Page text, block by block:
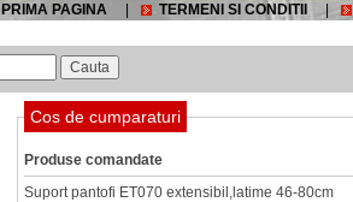
PRIMA PAGINA TERMENI SI CONDITII
Cos de cumparaturi
Produse comandate
Suport pantofi ET070 extensibil,latime 46-80cm